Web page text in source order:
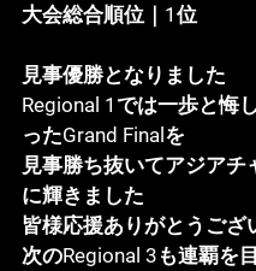
大会総合順位｜1位
見事優勝となりました
Regional 1では一歩と悔
ったGrand Finalを
見事勝ち抜いてアジアチ
に輝きました
皆様応援ありがとうござ
次のRegional 3 も連覇を